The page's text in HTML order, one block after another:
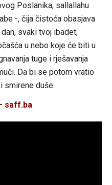
Poslanika, sallallahu
-, čija čistoća obasjava
svaki tvoj ibadet,
u nebo koje će biti u
tuge i rješavanja
Da bi se potom vratio
smirene duše.
saff.ba